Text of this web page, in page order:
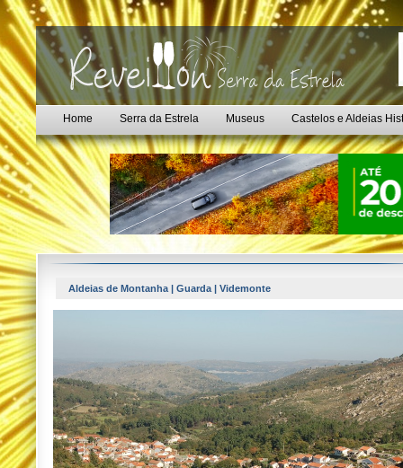
Home Serra da Estrela Museus Castelos e Aldeias
Aldeias de Montanha | Guarda | Videmonte